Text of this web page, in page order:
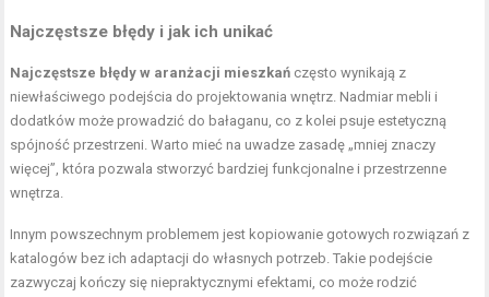
Najczęstsze błędy i jak ich unikać
Najczęstsze błędy w aranżacji mieszkań często wynikają z
niewłaściwego podejścia do projektowania wnętrz. Nadmiar mebli i
dodatków może prowadzić do bałaganu, co z kolei psuje estetyczną
spójność przestrzeni. Warto mieć na uwadze zasadę „mniej znaczy
więcej”, która pozwala stworzyć bardziej funkcjonalne i przestrzenne
wnętrza.
Innym powszechnym problemem jest kopiowanie gotowych rozwiązań z
katalogów bez ich adaptacji do własnych potrzeb. Takie podejście
zazwyczaj kończy się niepraktycznymi efektami, co może rodzić